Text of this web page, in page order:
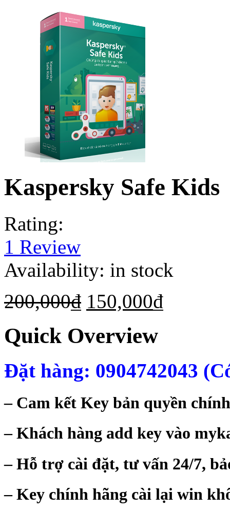
Kaspersky Safe Kids
Rating:
1 Review
Availability: in stock
200,000₫ 150,000₫
Quick Overview
Đặt hàng: 0904742043
– Cam kết Key bản quyền
– Khách hàng add key vào
– Hỗ trợ cài đặt, tư vấn 24/7,
– Key chính hãng cài lại win